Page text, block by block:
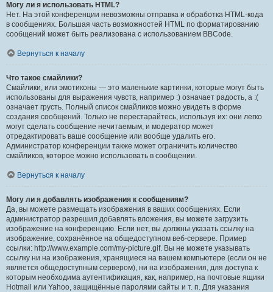
Могу ли я использовать HTML?
Нет. На этой конференции невозможны отправка и обработка HTML-кода
в сообщениях. Большая часть возможностей HTML по форматированию
сообщений может быть реализована с использованием BBCode.
Вернуться к началу
Что такое смайлики?
Смайлики, или эмотиконы — это маленькие картинки, которые могут быть
использованы для выражения чувств, например :) означает радость, а :(
означает грусть. Полный список смайликов можно увидеть в форме
создания сообщений. Только не перестарайтесь, используя их: они легко
могут сделать сообщение нечитаемым, и модератор может
отредактировать ваше сообщение или вообще удалить его.
Администратор конференции также может ограничить количество
смайликов, которое можно использовать в сообщении.
Вернуться к началу
Могу ли я добавлять изображения к сообщениям?
Да, вы можете размещать изображения в ваших сообщениях. Если
администратор разрешил добавлять вложения, вы можете загрузить
изображение на конференцию. Если нет, вы должны указать ссылку на
изображение, сохранённое на общедоступном веб-сервере. Пример
ссылки: http://www.example.com/my-picture.gif. Вы не можете указывать
ссылку ни на изображения, хранящиеся на вашем компьютере (если он не
является общедоступным сервером), ни на изображения, для доступа к
которым необходима аутентификация, как, например, на почтовые ящики
Hotmail или Yahoo, защищённые паролями сайты и т. п. Для указания